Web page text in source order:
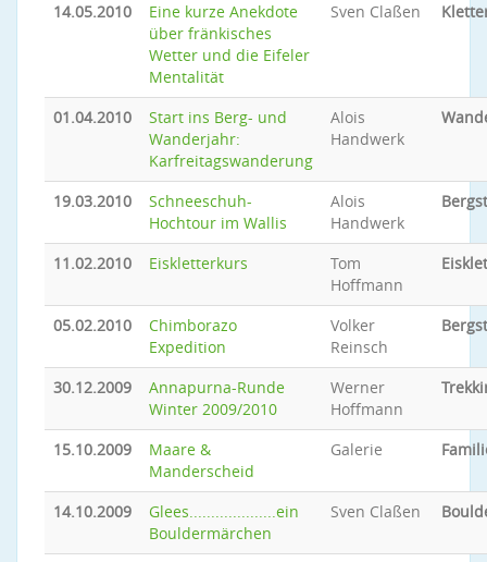
14.05.2010
Eine kurze Anekdote
über fränkisches
Wetter und die Eifeler
Mentalität
Sven Claßen
01.04.2010
Start ins Berg- und
Wanderjahr:
Karfreitagswanderung
Alois
Handwerk
19.03.2010
Schneeschuh-
Hochtour im Wallis
Alois
Handwerk
11.02.2010 Eiskletterkurs
Tom
Hoffmann
05.02.2010
Chimborazo
Expedition
Volker
Reinsch
30.12.2009
Annapurna-Runde
Winter 2009/2010
Werner
Hoffmann
15.10.2009
Maare &
Manderscheid
Galerie
14.10.2009
Glees....................ein
Bouldermärchen
Sven Claßen